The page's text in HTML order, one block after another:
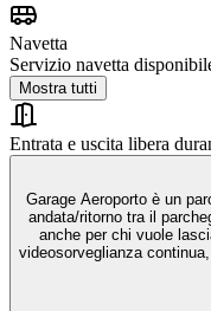
Navetta
Servizio navetta
Mostra tutti
Entrata e uscita libera
Garage Aeroporto è un
andata/ritorno tra il
anche per chi vuole
videosorveglianza